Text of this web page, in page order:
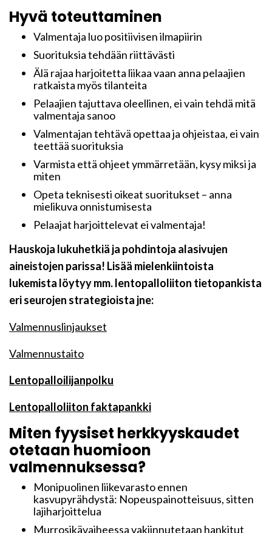
Hyvä toteuttaminen
Valmentaja luo positiivisen ilmapiirin
Suorituksia tehdään riittävästi
Älä rajaa harjoitetta liikaa vaan anna pelaajien
ratkaista myös tilanteita
Pelaajien tajuttava oleellinen, ei vain tehdä mitä
valmentaja sanoo
Valmentajan tehtävä opettaa ja ohjeistaa, ei vain
teettää suorituksia
Varmista että ohjeet ymmärretään, kysy miksi ja
miten
Opeta teknisesti oikeat suoritukset – anna
mielikuva onnistumisesta
Pelaajat harjoittelevat ei valmentaja!
Hauskoja lukuhetkiä ja pohdintoja alasivujen
aineistojen parissa! Lisää mielenkiintoista
lukemista löytyy mm. lentopalloliiton tietopankista
eri seurojen strategioista jne:
Valmennuslinjaukset
Valmennustaito
Lentopalloilijanpolku
Lentopalloliiton faktapankki
Miten fyysiset herkkyyskaudet
otetaan huomioon
valmennuksessa?
Monipuolinen liikevarasto ennen
kasvupyrähdystä: Nopeuspainotteisuus, sitten
lajiharjoittelua
Murrosikävaiheessa vakiinnutetaan hankitut